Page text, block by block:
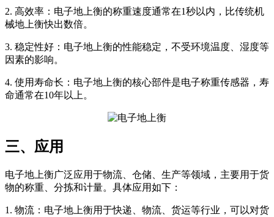
2. 高效率：电子地上衡的称重速度通常在1秒以内，比传统机
械地上衡快出数倍。
3. 稳定性好：电子地上衡的性能稳定，不受环境温度、湿度等
因素的影响。
4. 使用寿命长：电子地上衡的核心部件是电子称重传感器，寿
命通常在10年以上。
三、应用
电子地上衡广泛应用于物流、仓储、生产等领域，主要用于货
物的称重、分拣和计量。具体应用如下：
1. 物流：电子地上衡用于快递、物流、货运等行业，可以对货